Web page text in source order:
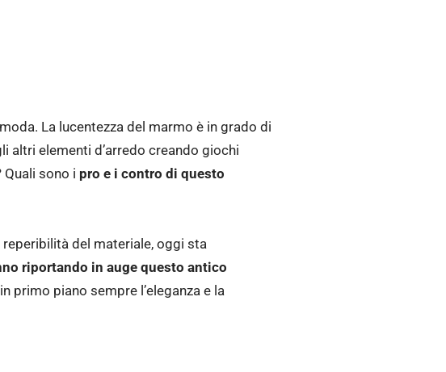
La lucentezza del marmo è in grado di
altri elementi d’arredo creando giochi
sono i pro e i contro di questo
del materiale, oggi sta
riportando in auge questo antico
primo piano sempre l’eleganza e la